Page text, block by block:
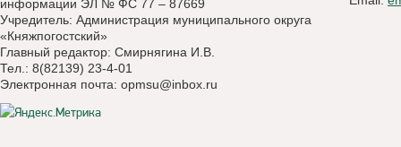
информации ЭЛ № ФС 77 – 87669
Учредитель: Администрация муниципального округа
«Княжпогостский»
Главный редактор: Смирнягина И.В.
Тел.: 8(82139) 23-4-01
Электронная почта: opmsu@inbox.ru